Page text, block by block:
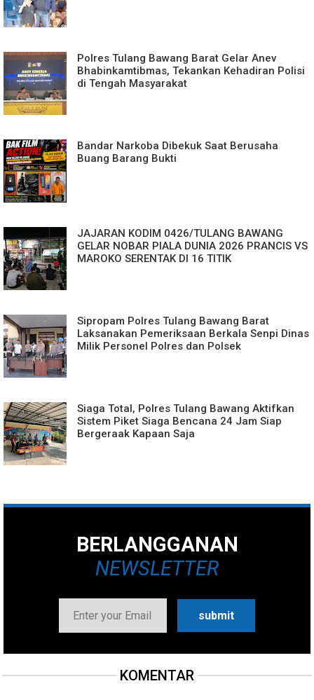
Polres Tulang Bawang Barat Gelar Anev
Bhabinkamtibmas, Tekankan Kehadiran Polisi
di Tengah Masyarakat
Bandar Narkoba Dibekuk Saat Berusaha
Buang Barang Bukti
JAJARAN KODIM 0426/TULANG BAWANG
GELAR NOBAR PIALA DUNIA 2026 PRANCIS VS
MAROKO SERENTAK DI 16 TITIK
Sipropam Polres Tulang Bawang Barat
Laksanakan Pemeriksaan Berkala Senpi Dinas
Milik Personel Polres dan Polsek
Siaga Total, Polres Tulang Bawang Aktifkan
Sistem Piket Siaga Bencana 24 Jam Siap
Bergeraak Kapaan Saja
BERLANGGANAN
NEWSLETTER
KOMENTAR